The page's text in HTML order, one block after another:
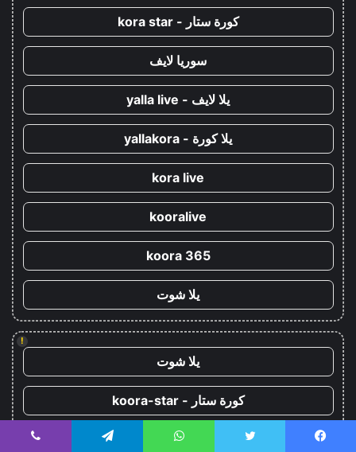
كورة ستار - kora star
سوريا لايف
يلا لايف - yalla live
يلا كورة - yallakora
kora live
kooralive
koora 365
يلا شوت
!
يلا شوت
كورة ستار - koora-star
كورة جول - koora-goal